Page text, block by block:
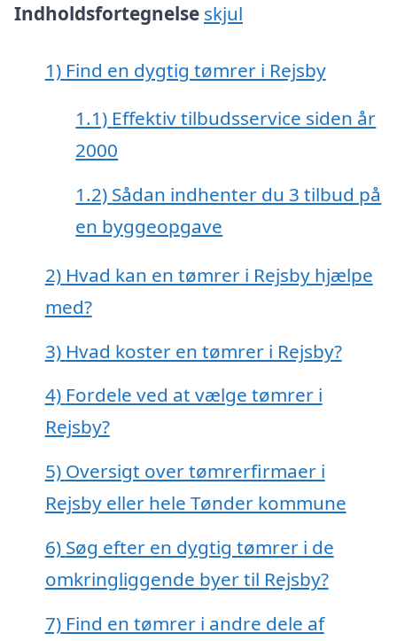
Indholdsfortegnelse skjul
1) Find en dygtig tømrer i Rejsby
1.1) Effektiv tilbudsservice siden år
2000
1.2) Sådan indhenter du 3 tilbud på
en byggeopgave
2) Hvad kan en tømrer i Rejsby hjælpe
med?
3) Hvad koster en tømrer i Rejsby?
4) Fordele ved at vælge tømrer i
Rejsby?
5) Oversigt over tømrerfirmaer i
Rejsby eller hele Tønder kommune
6) Søg efter en dygtig tømrer i de
omkringliggende byer til Rejsby?
7) Find en tømrer i andre dele af